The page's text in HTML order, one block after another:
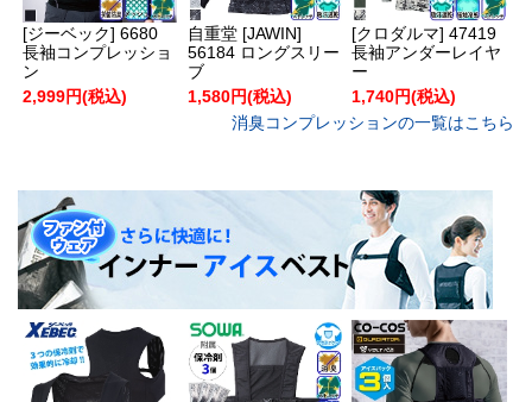
[ジーベック] 6680
長袖コンプレッショ
ン
2,999円(税込)
自重堂 [JAWIN]
56184 ロングスリー
ブ
1,580円(税込)
[クロダルマ] 47419
長袖アンダーレイヤ
ー
1,740円(税込)
消臭コンプレッションの一覧はこちら